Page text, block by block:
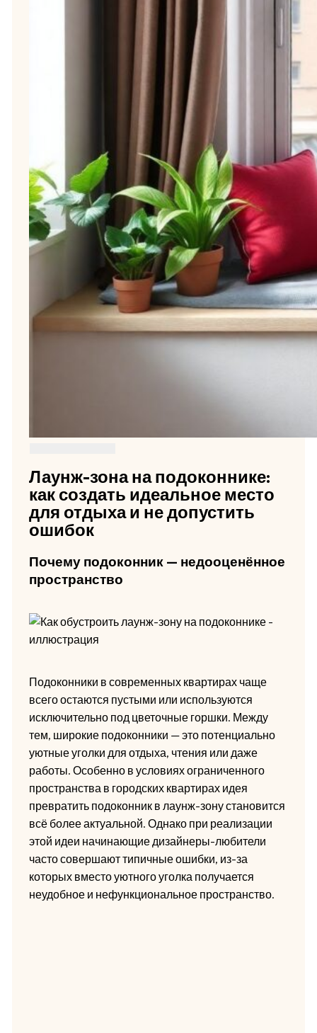
Лаунж-зона на подоконнике:
как создать идеальное место
для отдыха и не допустить
ошибок
Почему подоконник — недооценённое
пространство
Подоконники в современных квартирах чаще
всего остаются пустыми или используются
исключительно под цветочные горшки. Между
тем, широкие подоконники — это потенциально
уютные уголки для отдыха, чтения или даже
работы. Особенно в условиях ограниченного
пространства в городских квартирах идея
превратить подоконник в лаунж-зону становится
всё более актуальной. Однако при реализации
этой идеи начинающие дизайнеры-любители
часто совершают типичные ошибки, из-за
которых вместо уютного уголка получается
неудобное и нефункциональное пространство.